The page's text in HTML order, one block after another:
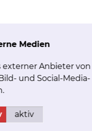
nach
und Therapie
von
Medien
externer Anbieter von
und Social-Media-
aktiv